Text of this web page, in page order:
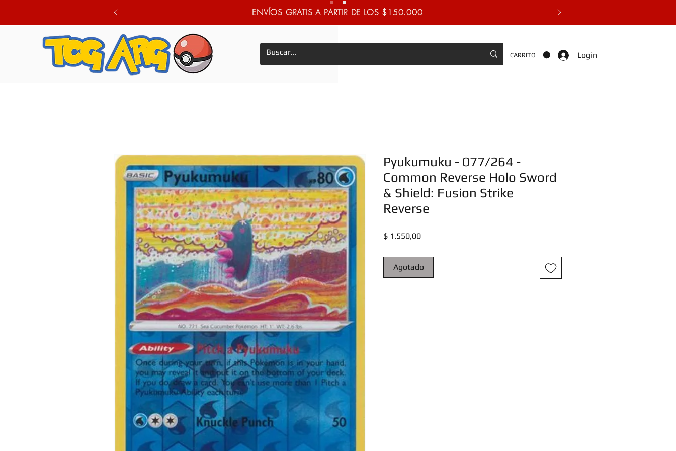
ENVÍOS GRATIS A PARTIR DE LOS $150.000
CARRITO Login
Pyukumuku - 077/264 -
Common Reverse Holo Sword
& Shield: Fusion Strike
Reverse
$ 1.550,00Precio
Agotado